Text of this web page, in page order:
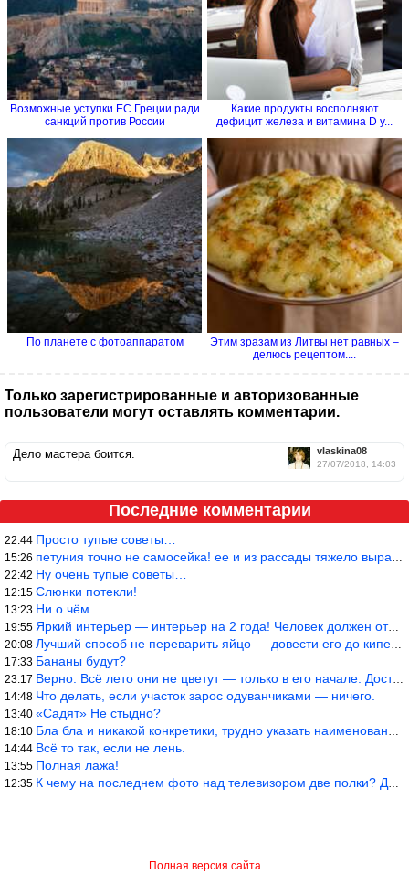
Возможные уступки ЕС Греции ради
санкций против России
Какие продукты восполняют
дефицит железа и витамина D у...
По планете с фотоаппаратом
Этим зразам из Литвы нет равных –
делюсь рецептом....
Только зарегистрированные и авторизованные
пользователи могут оставлять комментарии.
vlaskina08
27/07/2018, 14:03
Дело мастера боится.
Последние комментарии
22:44 Просто тупые советы…
15:26 петуния точно не самосейка! ее и из рассады тяжело вырастить!
22:42 Ну очень тупые советы…
12:15 Слюнки потекли!
13:23 Ни о чём
19:55 Яркий интерьер — интерьер на 2 года! Человек должен отдыхать в с
20:08 Лучший способ не переварить яйцо — довести его до кипения и выкл
17:33 Бананы будут?
23:17 Верно. Всё лето они не цветут — только в его начале. Достаточно
14:48 Что делать, если участок зарос одуванчиками — ничего.
13:40 «Садят» Не стыдно?
18:10 Бла бла и никакой конкретики, трудно указать наименование рекоме
14:44 Всё то так, если не лень.
13:55 Полная лажа!
12:35 К чему на последнем фото над телевизором две полки? Делают интер
Полная версия сайта